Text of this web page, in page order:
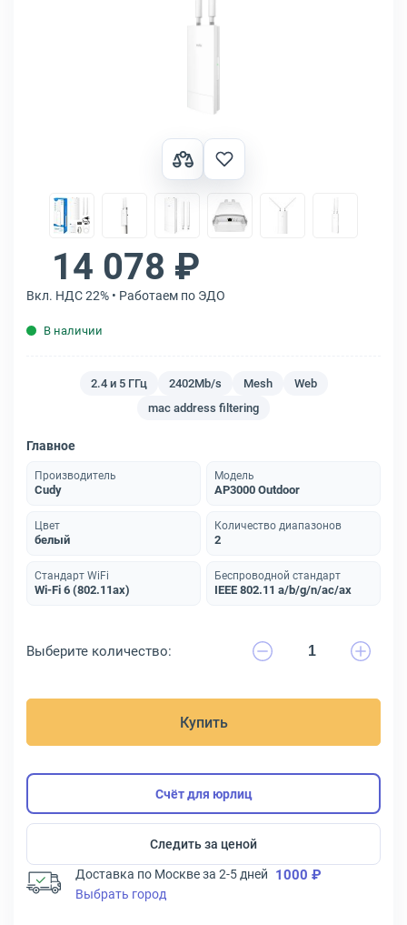
14 078 ₽
Вкл. НДС 22% • Работаем по ЭДО
В наличии
2.4 и 5 ГГц 2402Mb/s Mesh
Web
mac address filtering
Главное
Производитель
Cudy
Модель
AP3000 Outdoor
Цвет
белый
Количество диапазонов
2
Стандарт WiFi
Wi-Fi 6 (802.11ax)
Беспроводной стандарт
IEEE 802.11 a/b/g/n/ac/ax
Выберите количество:
Купить
Счёт для юрлиц
Следить за ценой
Доставка по Москве за 2-5 дней 1000 ₽
Выбрать город